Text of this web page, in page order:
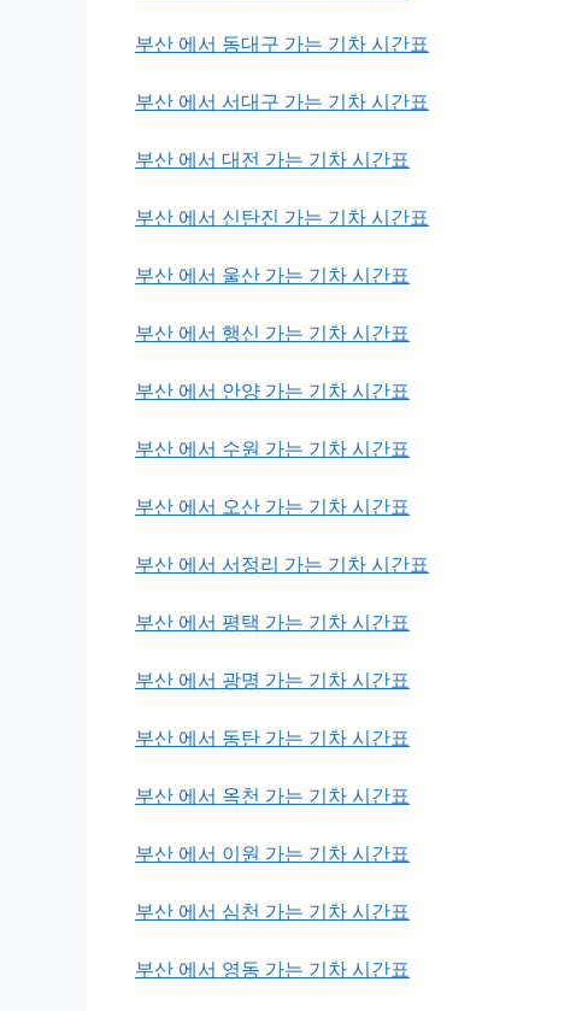
부산 에서 동대구 가는 기차 시간표
부산 에서 서대구 가는 기차 시간표
부산 에서 대전 가는 기차 시간표
부산 에서 신탄진 가는 기차 시간표
부산 에서 울산 가는 기차 시간표
부산 에서 행신 가는 기차 시간표
부산 에서 안양 가는 기차 시간표
부산 에서 수원 가는 기차 시간표
부산 에서 오산 가는 기차 시간표
부산 에서 서정리 가는 기차 시간표
부산 에서 평택 가는 기차 시간표
부산 에서 광명 가는 기차 시간표
부산 에서 동탄 가는 기차 시간표
부산 에서 옥천 가는 기차 시간표
부산 에서 이원 가는 기차 시간표
부산 에서 심천 가는 기차 시간표
부산 에서 영동 가는 기차 시간표